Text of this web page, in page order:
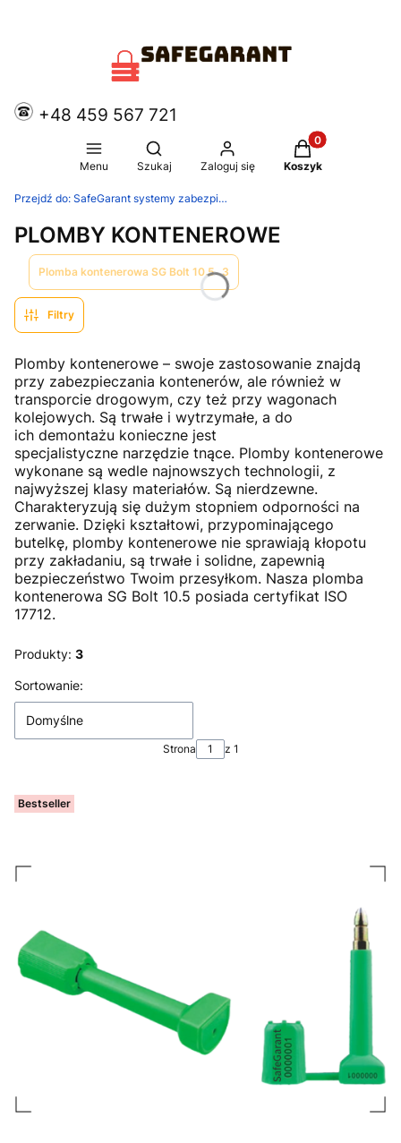
+48 459 567 721
Menu
Otwórz wyszukiwarkę
Szukaj Zaloguj się
Produkty w
Koszyk
Przejdź do: SafeGarant systemy zabezpieczające
PLOMBY KONTENEROWE
Plomba kontenerowa SG Bolt 10.5 3
Filtry
Plomby kontenerowe – swoje zastosowanie znajdą
przy zabezpieczania kontenerów, ale również w
transporcie drogowym, czy też przy wagonach
kolejowych. Są trwałe i wytrzymałe, a do
ich demontażu konieczne jest
specjalistyczne narzędzie tnące. Plomby kontenerowe
wykonane są wedle najnowszych technologii, z
najwyższej klasy materiałów. Są nierdzewne.
Charakteryzują się dużym stopniem odporności na
zerwanie. Dzięki kształtowi, przypominającego
butelkę, plomby kontenerowe nie sprawiają kłopotu
przy zakładaniu, są trwałe i solidne, zapewnią
bezpieczeństwo Twoim przesyłkom. Nasza plomba
kontenerowa SG Bolt 10.5 posiada certyfikat ISO
17712.
Produkty: 3
Lista produktów
Sortowanie:
Domyślne
Strona z 1
Bestseller